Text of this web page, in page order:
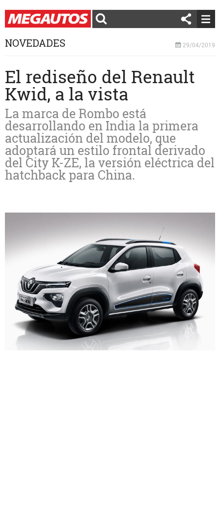
NOVEDADES 29/04/2019
El rediseño del Renault
Kwid, a la vista
La marca de Rombo está
desarrollando en India la primera
actualización del modelo, que
adoptará un estilo frontal derivado
del City K-ZE, la versión eléctrica del
hatchback para China.